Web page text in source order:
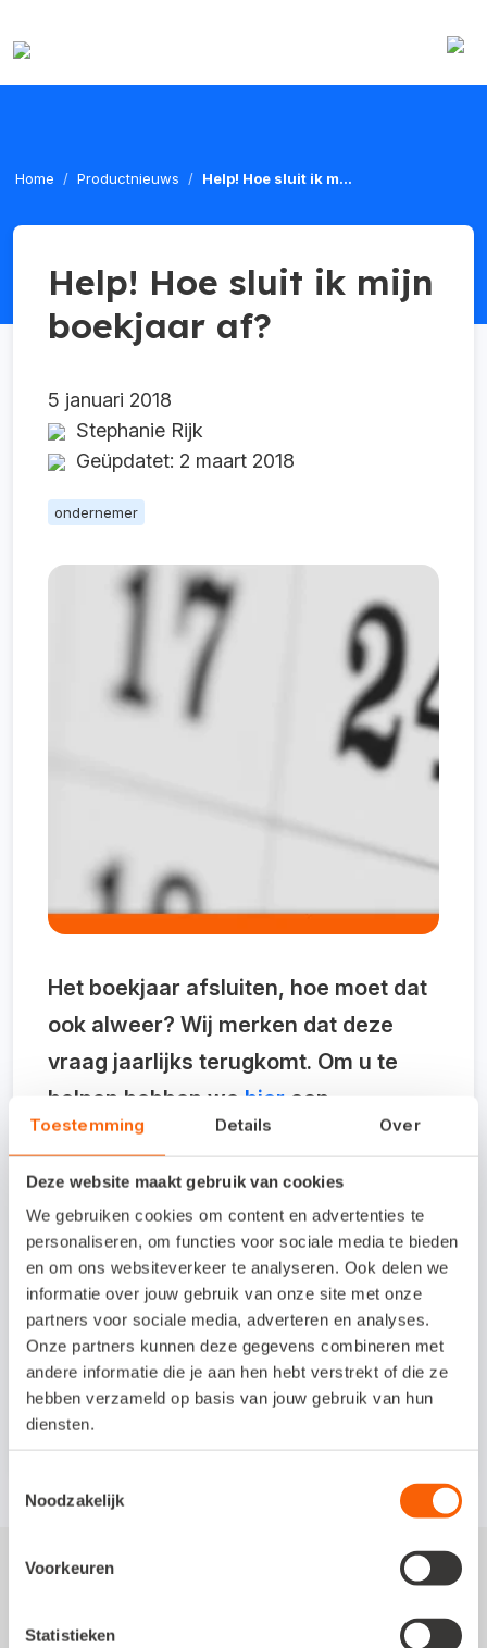
Toestemming Details Over
Deze website maakt gebruik van cookies
We gebruiken cookies om content en advertenties te
personaliseren, om functies voor sociale media te bieden
en om ons websiteverkeer te analyseren. Ook delen we
informatie over jouw gebruik van onze site met onze
partners voor sociale media, adverteren en analyses.
Onze partners kunnen deze gegevens combineren met
andere informatie die je aan hen hebt verstrekt of die ze
hebben verzameld op basis van jouw gebruik van hun
diensten.
Noodzakelijk
Voorkeuren
Statistieken
Home Productnieuws Help! Hoe sluit ik m...
Help! Hoe sluit ik mijn
boekjaar af?
5 januari 2018
Stephanie Rijk
Geüpdatet: 2 maart 2018
ondernemer
Het boekjaar afsluiten, hoe moet dat
ook alweer? Wij merken dat deze
vraag jaarlijks terugkomt. Om u te
helpen hebben we hier een
uitgebreid stappenplan voor u
geplaatst. Komt u er nog niet uit? Dan
kunt u ons natuurlijk bellen, een chat
sturen of een vraag stellen via social
media.
Klik hier voor hetstappenplan